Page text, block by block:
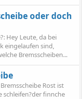
oder doch
Hey Leute, da bei
eingelaufen sind,
Bremsscheiben...
Rost ist
schleifen?der finnche